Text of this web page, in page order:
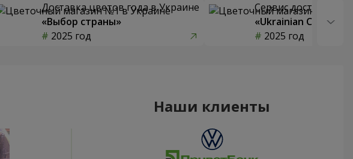
Доставка цветов года в Украине
«Выбор страны»
2025 год
Сервис доставки
«Ukrainian Choice»
2025 год
Наши клиенты